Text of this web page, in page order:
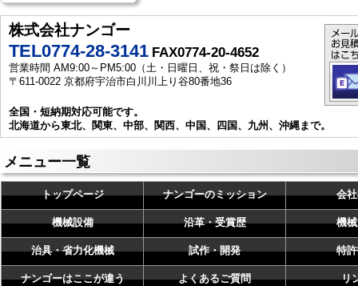
株式会社ナンゴー
TEL0774-28-3141 FAX0774-20-4652
営業時間 AM9:00～PM5:00（土・日曜日、祝・祭日は除く）
〒611-0022 京都府宇治市白川川上り谷80番地36
全国・短納期対応可能です。
北海道から東北、関東、中部、関西、中国、四国、九州、沖縄まで。
メニュー一覧
トップページ ナンゴーのミッション 会
機械設備 沿革・受賞歴 機
治具・省力化機械 試作・開発 特
ナンゴーはここが違う よくあるご質問 リ